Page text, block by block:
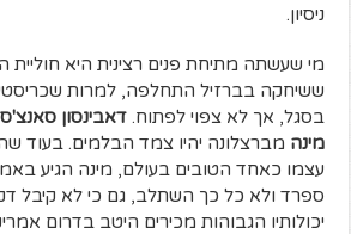
ניסיון.
מי שעשתה מתיחת פנים רצינית היא חוליית
ששיחקה בברזיל התחלפה, למרות
בסגל, אך לא צפוי לפתוח.דאבינסון סאנצ'ס
מינה מברצלונה יהיו צמד הבלמים. בעוד
עצמו כאחד הטובים בעולם, מינה הגיע
ספרד ולא כל כך השתלב, גם כי לא קיבל
יכולותיו הגבוהות מכירים היטב בדרום